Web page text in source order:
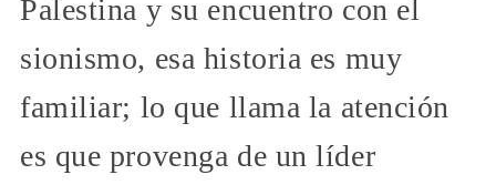
Palestina y su encuentro con el
sionismo, esa historia es muy
familiar; lo que llama la atención
es que provenga de un líder